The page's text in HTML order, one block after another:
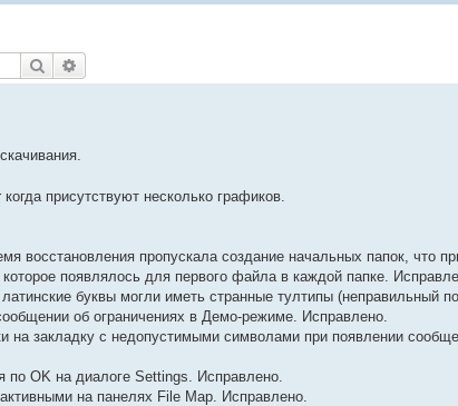
Search
присутствуют несколько графиков.
восстановления пропускала создание начальных папок, что
появлялось для первого файла в каждой папке.
буквы могли иметь странные тултипы (неправильный
об ограничениях в Демо-режиме. Исправлено.
на закладку с недопустимыми символами при появлении
по OK на диалоге Settings. Исправлено.
на панелях File Map. Исправлено.